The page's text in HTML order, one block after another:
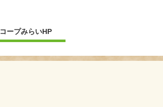
コープみらいHP新規ウィンドウを開きます